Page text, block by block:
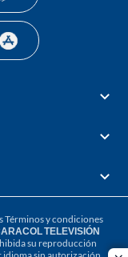
Términos y condiciones
TELEVISIÓN
su reproducción